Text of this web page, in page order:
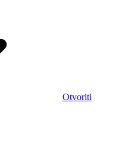
Otvoriti